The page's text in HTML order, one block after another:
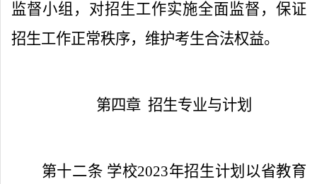
监督小组，对招生工作实施全面监督，保证
招生工作正常秩序，维护考生合法权益。
第四章 招生专业与计划
第十二条 学校2023年招生计划以省教育